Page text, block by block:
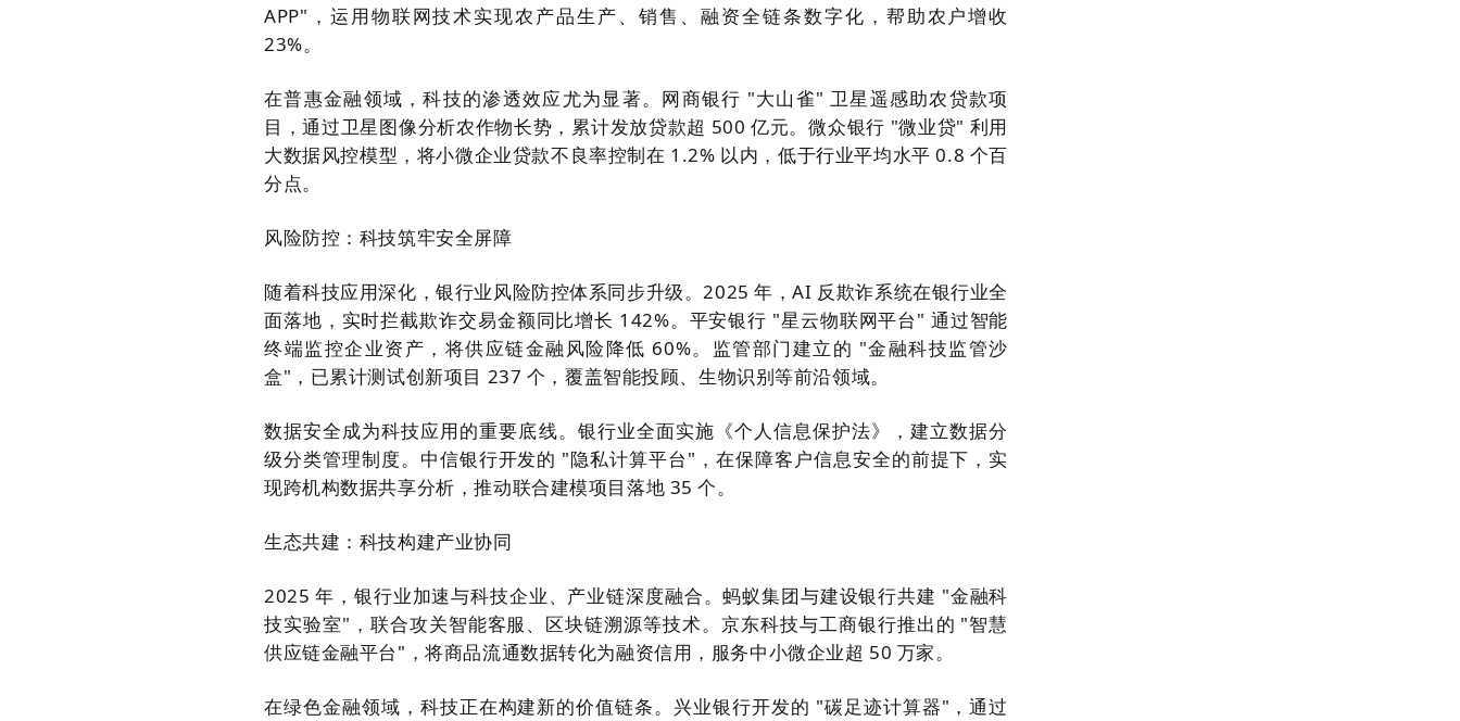
APP"，运用物联网技术实现农产品生产、销售、融资全链条数字化，帮助农户增收
23%。
在普惠金融领域，科技的渗透效应尤为显著。网商银行 "大山雀" 卫星遥感助农贷款项
目，通过卫星图像分析农作物长势，累计发放贷款超 500 亿元。微众银行 "微业贷" 利用
大数据风控模型，将小微企业贷款不良率控制在 1.2% 以内，低于行业平均水平 0.8 个百
分点。
风险防控：科技筑牢安全屏障
随着科技应用深化，银行业风险防控体系同步升级。2025 年，AI 反欺诈系统在银行业全
面落地，实时拦截欺诈交易金额同比增长 142%。平安银行 "星云物联网平台" 通过智能
终端监控企业资产，将供应链金融风险降低 60%。监管部门建立的 "金融科技监管沙
盒"，已累计测试创新项目 237 个，覆盖智能投顾、生物识别等前沿领域。
数据安全成为科技应用的重要底线。银行业全面实施《个人信息保护法》，建立数据分
级分类管理制度。中信银行开发的 "隐私计算平台"，在保障客户信息安全的前提下，实
现跨机构数据共享分析，推动联合建模项目落地 35 个。
生态共建：科技构建产业协同
2025 年，银行业加速与科技企业、产业链深度融合。蚂蚁集团与建设银行共建 "金融科
技实验室"，联合攻关智能客服、区块链溯源等技术。京东科技与工商银行推出的 "智慧
供应链金融平台"，将商品流通数据转化为融资信用，服务中小微企业超 50 万家。
在绿色金融领域，科技正在构建新的价值链条。兴业银行开发的 "碳足迹计算器"，通过